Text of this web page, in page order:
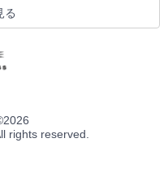
る
2026
rights reserved.